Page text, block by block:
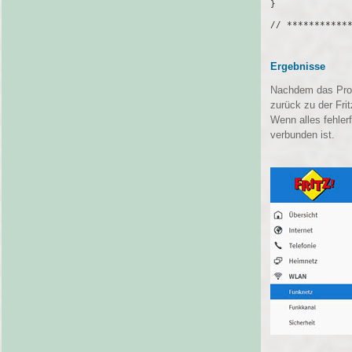
}
//
Ergebnisse
Nachdem das
zurück zu der
Wenn alles
verbunden ist.